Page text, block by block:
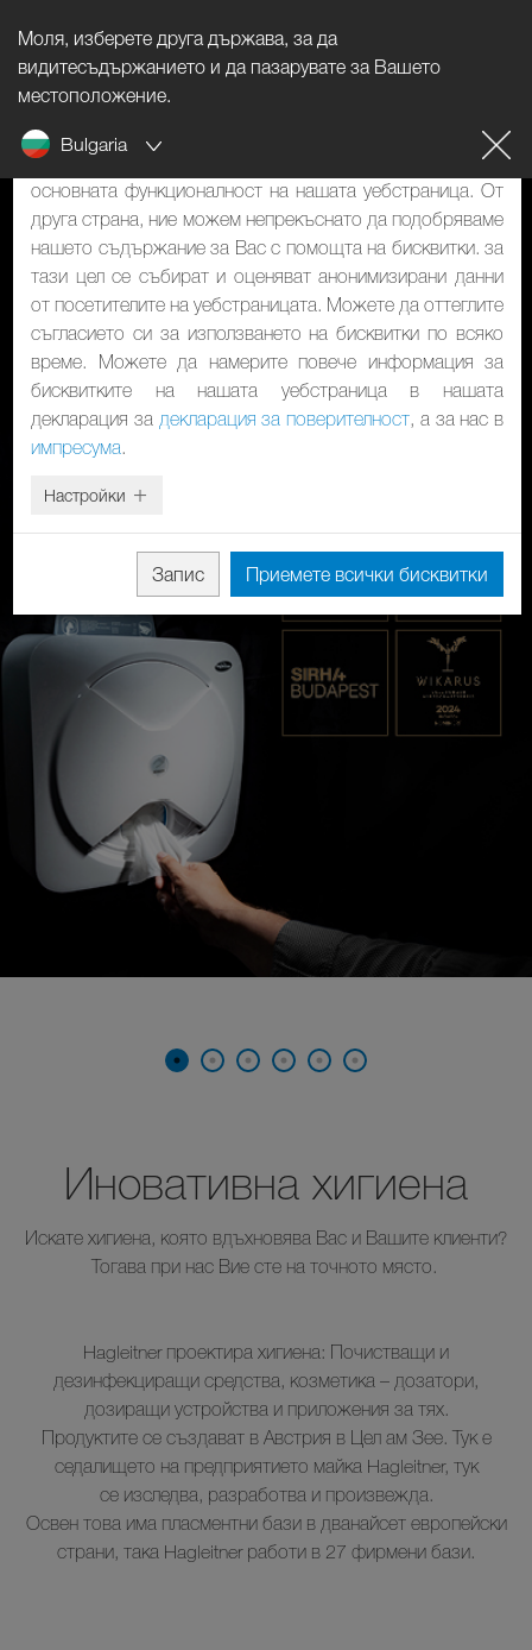
Моля, изберете друга държава, за да
видитесъдържанието и да пазарувате за Вашето
местоположение.
Bulgaria
Иновативна хигиена
Искате хигиена, която вдъхновява Вас и Вашите клиенти?
Тогава при нас Вие сте на точното място.
Hagleitner проектира хигиена: Почистващи и
дезинфекциращи средства, козметика – дозатори,
дозиращи устройства и приложения за тях.
Продуктите се създават в Австрия в Цел ам Зее. Тук е
седалището на предприятието майка Hagleitner, тук
се изследва, разработва и произвежда.
Освен това има пласментни бази в дванайсет европейски
страни, така Hagleitner работи в 27 фирмени бази.
Указание за бисквитките
Нашият уебстраница използва бисквитки. Те имат две
функции: От една страна, те са необходими за
основната функционалност на нашата уебстраница. От
друга страна, ние можем непрекъснато да подобряваме
нашето съдържание за Вас с помощта на бисквитки. за
тази цел се събират и оценяват анонимизирани данни
от посетителите на уебстраницата. Можете да оттеглите
съгласието си за използването на бисквитки по всяко
време. Можете да намерите повече информация за
бисквитките на нашата уебстраница в нашата
декларация за декларация за поверителност, а за нас в
импресума.
Настройки
Запис Приемете всички бисквитки